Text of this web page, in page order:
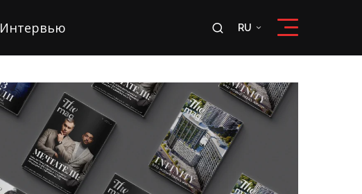
Интервью RU
Интересные новости